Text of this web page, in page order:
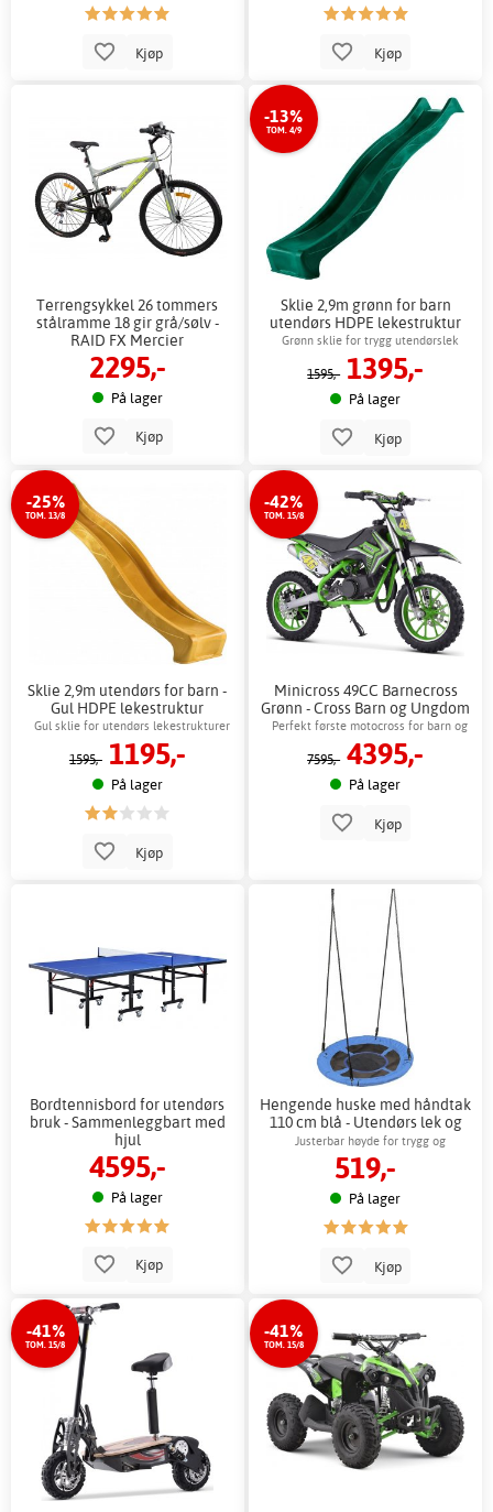
Kjøp Kjøp
Terrengsykkel 26 tommers
stålramme 18 gir grå/sølv -
RAID FX Mercier
2295,-
På lager
Kjøp
-13%
TOM. 4/9
Sklie 2,9m grønn for barn
utendørs HDPE lekestruktur
Grønn sklie for trygg utendørslek
1595,- 1395,-
På lager
Kjøp
-25%
TOM. 13/8
Sklie 2,9m utendørs for barn -
Gul HDPE lekestruktur
Gul sklie for utendørs lekestrukturer
1595,- 1195,-
På lager
Kjøp
-42%
TOM. 15/8
Minicross 49CC Barnecross
Grønn - Cross Barn og Ungdom
+ Lås kjede
Perfekt første motocross for barn og
unge
7595,- 4395,-
På lager
Kjøp
Bordtennisbord for utendørs
bruk - Sammenleggbart med
hjul
4595,-
På lager
Kjøp
Hengende huske med håndtak
110 cm blå - Utendørs lek og
barn
Justerbar høyde for trygg og
komfortabel utendørslek
519,-
På lager
Kjøp
-41%
TOM. 15/8
-41%
TOM. 15/8